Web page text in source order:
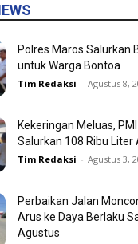
Polres Maros Salurkan
untuk Warga Bontoa
Tim Redaksi - Agustus 8,
Kekeringan Meluas,
Salurkan 108 Ribu Liter
Tim Redaksi - Agustus 3,
Perbaikan Jalan
Arus ke Daya Berlaku
Agustus